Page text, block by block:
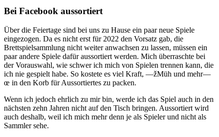
Bei Facebook aussortiert
Über die Feiertage sind bei uns zu Hause ein paar neue Spiele
eingezogen. Da es nicht erst für 2022 den Vorsatz gab, die
Brettspielsammlung nicht weiter anwachsen zu lassen, müssen ein
paar andere Spiele dafür aussortiert werden. Mich überraschte bei
der Vorauswahl, wie schwer ich mich von Spielen trennen kann, die
ich nie gespielt habe. So kostete es viel Kraft, —žMüh und mehr—
œ in den Korb für Aussortiertes zu packen.
Wenn ich jedoch ehrlich zu mir bin, werde ich das Spiel auch in den
nächsten zehn Jahren nicht auf den Tisch bringen. Aussortiert wird
auch deshalb, weil ich mich mehr denn je als Spieler und nicht als
Sammler sehe.